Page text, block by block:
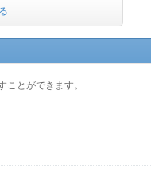
とができます。